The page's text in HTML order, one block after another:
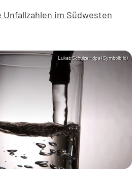
im Südwesten
Lukas Schulze - dpa (Symbolbild)